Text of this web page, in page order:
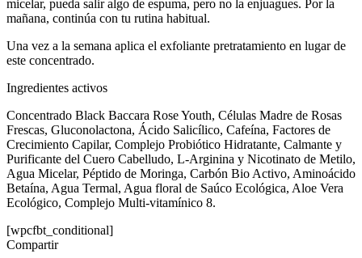
micelar, pueda salir algo de espuma, pero no la enjuagues. Por la
mañana, continúa con tu rutina habitual.
Una vez a la semana aplica el exfoliante pretratamiento en lugar de
este concentrado.
Ingredientes activos
Concentrado Black Baccara Rose Youth, Células Madre de Rosas
Frescas, Gluconolactona, Ácido Salicílico, Cafeína, Factores de
Crecimiento Capilar, Complejo Probiótico Hidratante, Calmante y
Purificante del Cuero Cabelludo, L-Arginina y Nicotinato de Metilo,
Agua Micelar, Péptido de Moringa, Carbón Bio Activo, Aminoácido
Betaína, Agua Termal, Agua floral de Saúco Ecológica, Aloe Vera
Ecológico, Complejo Multi-vitamínico 8.
[wpcfbt_conditional]
Compartir